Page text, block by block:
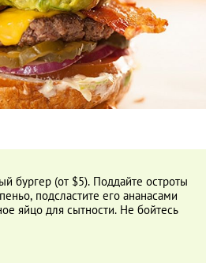
бургер (от $5). Поддайте остроты
подсластите его ананасами
яйцо для сытности. Не бойтесь